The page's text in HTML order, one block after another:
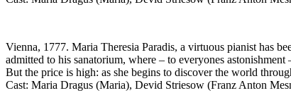
Vienna, 1777. Maria Theresia Paradis, a virtuous pianist has
admitted to his sanatorium, where – to everyones astonishment
But the price is high: as she begins to discover the world
Cast: Maria Dragus (Maria), Devid Striesow (Franz Anton